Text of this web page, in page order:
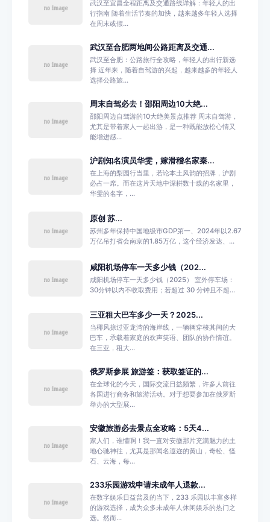
武汉至宜昌全程距离及交通路线详解：年轻人的出
行指南 随着生活节奏的加快，越来越多年轻人选择
在周末或假...
武汉至合肥两地间公路距离及交通...
武汉至合肥：公路旅行全攻略，年轻人的出行新选
择 近年来，随着自驾游的兴起，越来越多的年轻人
选择公路旅...
周末自驾必去！邵阳周边10大绝...
邵阳周边自驾游的10大绝美景点推荐 周末自驾游，
尤其是带着家人一起出游，是一种既能放松心情又
能增进感...
沪剧知名演员华雯，嫁滑稽名家秦...
在上海的梨园行当里，若论本土风韵的招牌，沪剧
必占一席。而在这片天地中深耕数十载的名家里，
华雯的名字，...
原创 苏...
苏州多年保持中国地级市GDP第一、2024年以2.67
万亿吊打省会南京的1.85万亿，这个经济发达、...
咸阳机场停车一天多少钱（202...
咸阳机场停车一天多少钱（2025） 室外停车场：
30分钟以内不收取费用；若超过 30 分钟且不超...
三亚租大巴车多少一天？2025...
当椰风掠过亚龙湾的海岸线，一辆辆穿梭其间的大
巴车，承载着家庭的欢声笑语、团队的协作情谊。
在三亚，租大...
俄罗斯参展 旅游签：获取签证的...
在全球化的今天，国际交流日益频繁，许多人前往
各国进行商务和旅游活动。对于想要参加在俄罗斯
举办的大型展...
安徽旅游必去景点全攻略：5天4...
家人们，谁懂啊！我一直对安徽那片充满魅力的土
地心驰神往，尤其是那闻名遐迩的黄山，奇松、怪
石、云海，每...
233乐园游戏申请未成年人退款...
在数字娱乐日益普及的当下，233 乐园以丰富多样
的游戏选择，成为众多未成年人休闲娱乐的热门之
选。然而...